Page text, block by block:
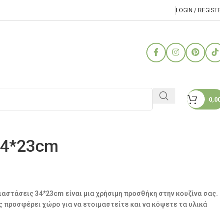
LOGIN /
34*23cm είναι μια χρήσιμη προσθήκη στην κουζίνα σας.
προσφέρει χώρο για να ετοιμαστείτε και να κόψετε τα υλικά